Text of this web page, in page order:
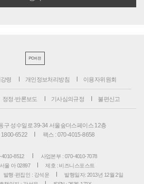
PC버전
령 개인정보처리방침 이용자위원회
정정·반론보도 기사심의규정 불편신고
구 성수일로 39-34 서울숲더스페이스 12층
6522
팩스 : 070-4015-8658
8512
사업본부 : 070-4010-7078
울 아 02897
제호 : 비즈니스포스트
발행·편집인 : 강석운
발행일자: 2013년 12월 2일